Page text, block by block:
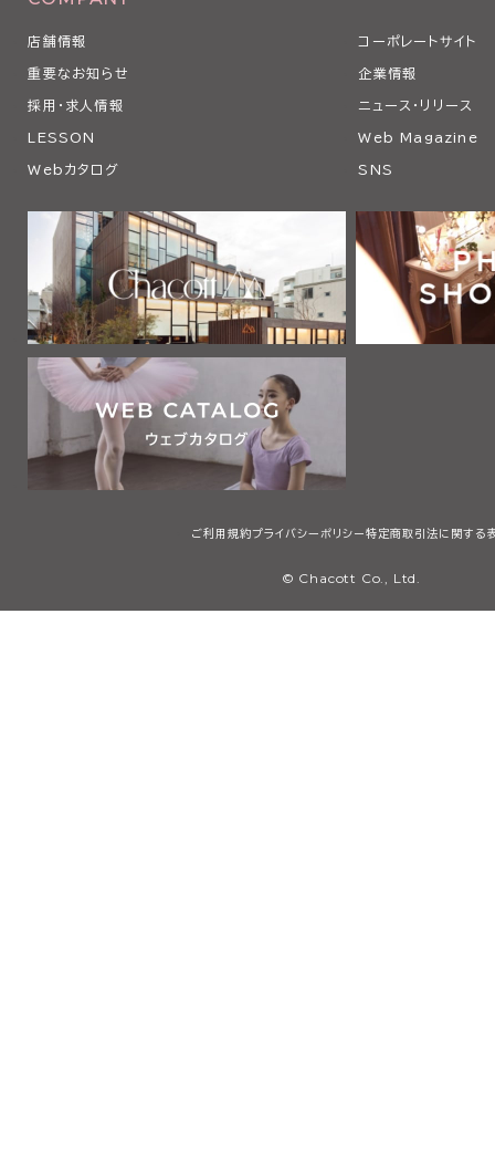
店舗情報 コーポレートサイト
重要なお知らせ 企業情報
採用・求人情報 ニュース・リリース
LESSON Web Magazine
Webカタログ SNS
ご利用規約プライバシーポリシー 特定商取引法に関する
© Chacott Co., Ltd.